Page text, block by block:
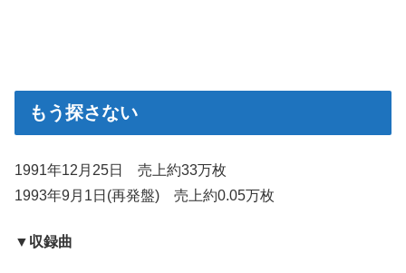
もう探さない
1991年12月25日 売上約33万枚
1993年9月1日(再発盤) 売上約0.05万枚
▼収録曲